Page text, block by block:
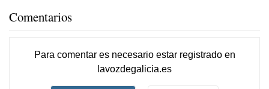
Comentarios
Para comentar es necesario estar registradoen
lavozdegalicia.es